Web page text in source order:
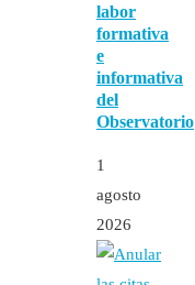
labor
formativa
e
informativa
del
Observatorio
1
agosto
2026